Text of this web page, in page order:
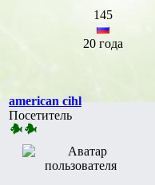
145
20 года
american cihl
Посетитель